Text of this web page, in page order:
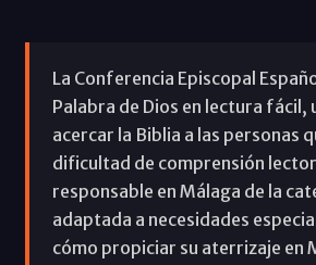
La Conferencia Episcopal
Palabra de Dios en lectura fácil,
acercar la Biblia a las personas
dificultad de comprensión
responsable en Málaga de la
adaptada a necesidades
cómo propiciar su aterrizaje en